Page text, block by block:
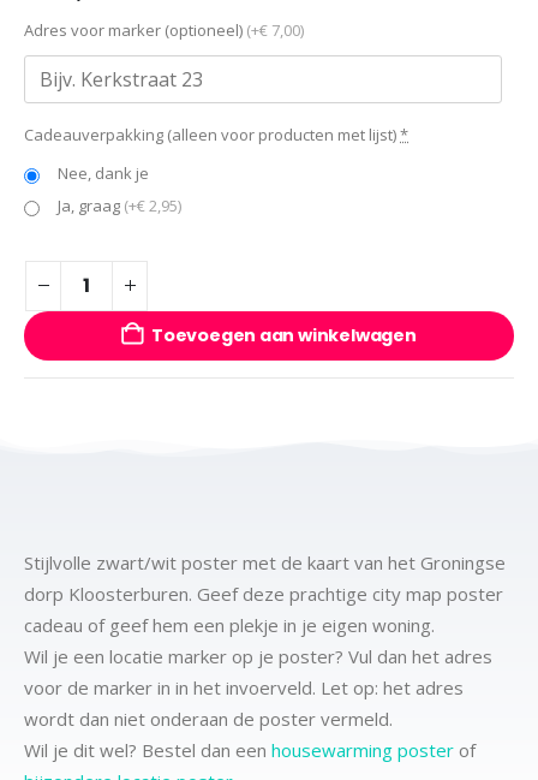
Adres voor marker (optioneel) (+€ 7,00)
Cadeauverpakking (alleen voor producten met lijst)*
Nee, dank je
Ja, graag (+€ 2,95)
Toevoegen aan winkelwagen
Stijlvolle zwart/wit poster met de kaart van het Groningse
dorp Kloosterburen. Geef deze prachtige city map poster
cadeau of geef hem een plekje in je eigen woning.
Wil je een locatie marker op je poster? Vul dan het adres
voor de marker in in het invoerveld. Let op: het adres
wordt dan niet onderaan de poster vermeld.
Wil je dit wel? Bestel dan een housewarming poster of